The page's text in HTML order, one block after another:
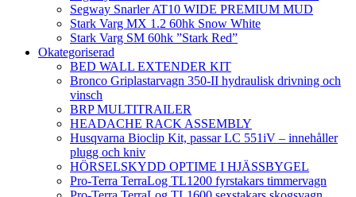
Segway Snarler AT10 WIDE PREMIUM MUD
Stark Varg MX 1.2 60hk Snow White
Stark Varg SM 60hk ”Stark Red”
Okategoriserad
BED WALL EXTENDER KIT
Bronco Griplastarvagn 350-II hydraulisk drivning och
vinsch
BRP MULTITRAILER
HEADACHE RACK ASSEMBLY
Husqvarna Bioclip Kit, passar LC 551iV – innehåller
plugg och kniv
HÖRSELSKYDD OPTIME I HJÄSSBYGEL
Pro-Terra TerraLog TL1200 fyrstakars timmervagn